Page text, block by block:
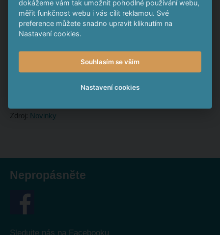
uvedl ředitel odboru Řízení státního dluhu a finančního majetku
Petr Pavelek. Státní dluh s určitými výkyvy od roku 2012
mírně klesá.
Státní dluh je tvořen dluhy vlády a vzniká především
hromaděním schodků státního rozpočtu. Financován je
nebo půjčkami od Evropské investiční banky.
Zdroj: Novinky
Nepropásněte
Sledujte nás na Facebooku
dokážeme vám tak umožnit pohodlné používání webu,
měřit funkčnost webu i vás cílit reklamou. Své
preference můžete snadno upravit kliknutím na
Nastavení cookies.
Souhlasím se vším
Nastavení cookies